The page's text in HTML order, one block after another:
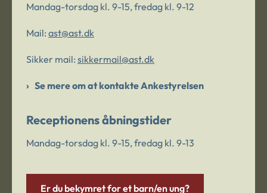
Mandag-torsdag kl. 9-15, fredag kl. 9-12
Mail: ast@ast.dk
Sikker mail: sikkermail@ast.dk
Se mere om at kontakte Ankestyrelsen
Receptionens åbningstider
Mandag-torsdag kl. 9-15, fredag kl. 9-13
Er du bekymret for et barn/en ung?